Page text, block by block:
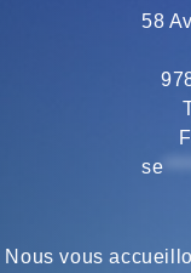
58
se
Nous vous